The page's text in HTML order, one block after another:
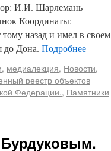
И.И. Шарлемань
Координаты:
назад и имел в своем
до Дона. Подробнее
, медиалекция, Новости,
реестр объектов
Федерации., Памятники